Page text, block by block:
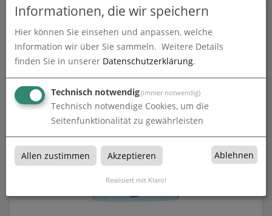
Werbe- & Eventartikel
Werbe- & Eventartikel bei Online Lettershop
Dresden in Sachsen
Informationen, die wir speichern
Hier können Sie einsehen und anpassen, welche
Information wir über Sie sammeln. Weitere Details
finden Sie in unserer Datenschutzerklärung.
Technisch notwendig(immer notwendig)
Technisch notwendige Cookies, um die
Seitenfunktionalität zu gewährleisten
Allen zustimmen Akzeptieren Ablehnen
Realisiert mit Klaro!